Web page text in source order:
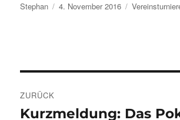
Autor
Stephan Veröffentlicht
4. November 2016 Kategorien
ZURÜCK
Vorheriger
Kurzmeldung: Das